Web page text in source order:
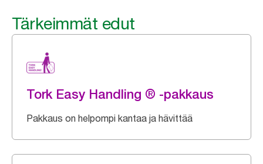
Tärkeimmät edut
Tork Easy Handling ® -pakkaus
Pakkaus on helpompi kantaa ja hävittää